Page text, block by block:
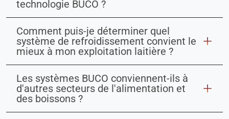
technologie BUCO ?
Comment puis-je déterminer quel
système de refroidissement convient le
mieux à mon exploitation laitière ?
Les systèmes BUCO conviennent-ils à
d'autres secteurs de l'alimentation et
des boissons ?